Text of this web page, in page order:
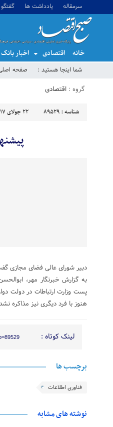
سرمقاله یادداشت ها گفتگو
خانه اقتصادی اخبار بانک
شما اینجا هستید : صفحه
گروه : اقتصادی
شناسه : 89529 22 جولای 2017 - 10:13
دبیر شورای عالی فضای مجازی
به گزارش خبرنگار مهر،
پست وزارت ارتباطات در دولت
هنوز با فرد دیگری نیز مذاکره
لینک کوتاه :
برچسب ها
فناوری اطلاعات
نوشته های مشابه